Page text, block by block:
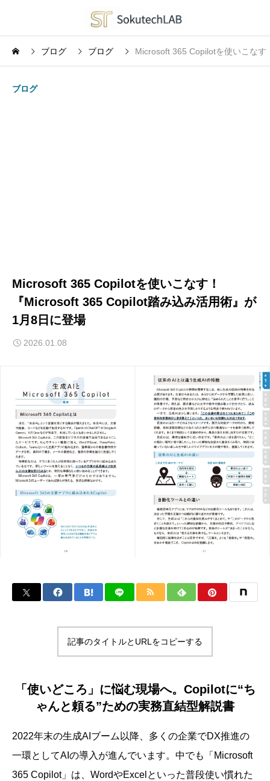
ブログ ブログ Microsoft 365 Copilotを使いこな
ブログ
Microsoft 365 Copilotを使いこなす！
『Microsoft 365 Copilot踏み込み活用術』が
1月8日に登場
2026.01.08
記事のタイトルとURLをコピーする
「使いどころ」に悩む現場へ。Copilotに“ち
ゃんと頼る”ための実務直結型解説書
2022年末の生成AIブーム以降、多くの企業でDX推進の
一環としてAIの導入が進んでいます。中でも「Microsoft
365 Copilot」は、WordやExcelといった普段使い慣れた